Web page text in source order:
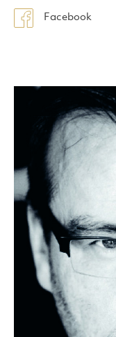
Facebook